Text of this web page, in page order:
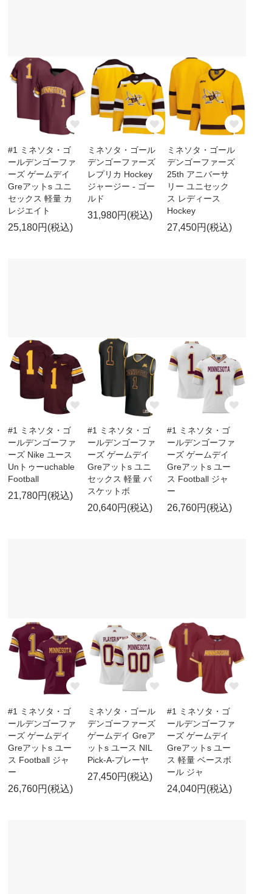
#1 ミネソタ・ゴ
ールデンゴーファ
ーズ ゲームデイ
Greアットs ユニ
セックス 軽量 カ
レジエイト
25,180円(税込)
ミネソタ・ゴール
デンゴーファーズ
レプリカ Hockey
ジャージー - ゴー
ルド
31,980円(税込)
ミネソタ・ゴール
デンゴーファーズ
25th アニバーサ
リー ユニセック
ス レディース
Hockey
27,450円(税込)
#1 ミネソタ・ゴ
ールデンゴーファ
ーズ Nike ユース
Unトゥーuchable
Football
21,780円(税込)
#1 ミネソタ・ゴ
ールデンゴーファ
ーズ ゲームデイ
Greアットs ユニ
セックス 軽量 バ
スケットボ
20,640円(税込)
#1 ミネソタ・ゴ
ールデンゴーファ
ーズ ゲームデイ
Greアットs ユー
ス Football ジャ
ー
26,760円(税込)
#1 ミネソタ・ゴ
ールデンゴーファ
ーズ ゲームデイ
Greアットs ユー
ス Football ジャ
ー
26,760円(税込)
ミネソタ・ゴール
デンゴーファーズ
ゲームデイ Greア
ットs ユース NIL
Pick-A-プレーヤ
27,450円(税込)
#1 ミネソタ・ゴ
ールデンゴーファ
ーズ ゲームデイ
Greアットs ユー
ス 軽量 ベースボ
ール ジャ
24,040円(税込)